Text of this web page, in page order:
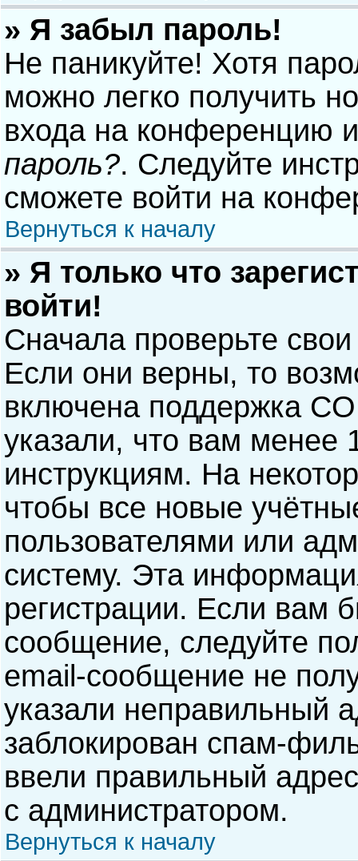
» Я забыл пароль!
Не паникуйте! Хотя
можно легко получить
входа на конференцию
пароль?. Следуйте
сможете войти на
Вернуться к началу
» Я только что
войти!
Сначала проверьте
Если они верны, то
включена поддержка
указали, что вам менее
инструкциям. На
чтобы все новые
пользователями или
систему. Эта
регистрации. Если вам
сообщение, следуйте
email-сообщение не
указали неправильный
заблокирован спам-
ввели правильный
с администратором.
Вернуться к началу